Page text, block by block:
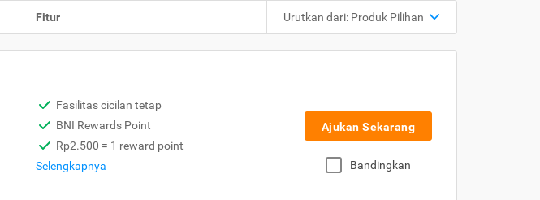
Fitur Urutkan dari: Produk Pilihan
Fasilitas cicilan tetap
BNI Rewards Point
Rp2.500 = 1 reward point
Selengkapnya
Ajukan Sekarang
Bandingkan